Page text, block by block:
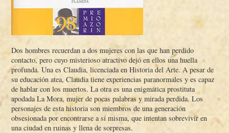
Dos hombres recuerdan a dos mujeres con las que han perdido
contacto, pero cuyo misterioso atractivo dejó en ellos una huella
profunda. Una es Claudia, licenciada en Historia del Arte. A pesar de
su educación atea, Claudia tiene experiencias paranormales y es capaz
de hablar con los muertos. La otra es una enigmática prostituta
apodada La Mora, mujer de pocas palabras y mirada perdida. Los
personajes de esta historia son miembros de una generación
obsesionada por encontrarse a sí­ misma, que intentan sobrevivir en
una ciudad en ruinas y llena de sorpresas.